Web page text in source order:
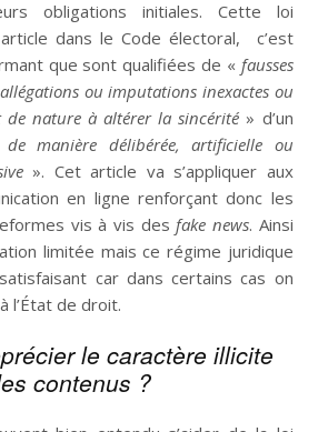
obligations initiales. Cette loi
dans le Code électoral, c’est
que sont qualifiées de « fausses
allégations ou imputations inexactes ou
de nature à altérer la sincérité » d’un
de manière délibérée, artificielle ou
». Cet article va s’appliquer aux
en ligne renforçant donc les
vis à vis desfake news. Ainsi
limitée mais ce régime juridique
car dans certains cas on
l’État de droit.
le caractère illicite
contenus ?